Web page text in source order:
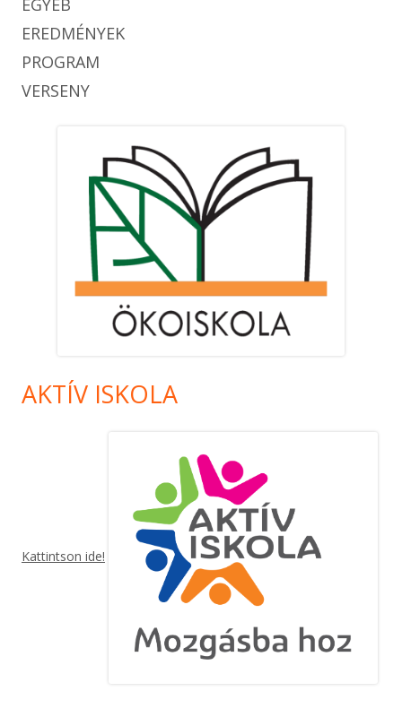
EGYÉB
EREDMÉNYEK
PROGRAM
VERSENY
AKTÍV ISKOLA
Kattintson ide!